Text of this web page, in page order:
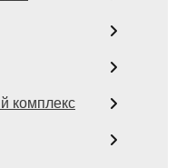
комплекс